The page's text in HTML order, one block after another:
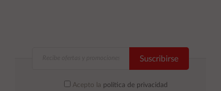
Suscribirse
Acepto la política de privacidad